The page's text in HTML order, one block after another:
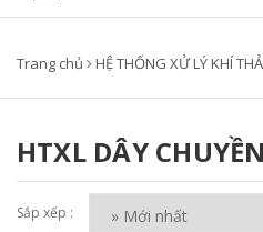
Trang chủ HỆ THỐNG XỬ LÝ KHÍ
HTXL DÂY
Sắp xếp :